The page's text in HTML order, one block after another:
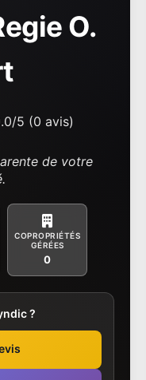
O.
5 (0 avis)
de votre
COPROPRIÉTÉS
GÉRÉES
0
?